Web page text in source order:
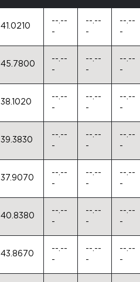
41.0210
--.--
-
--.--
-
--.--
-
45.7800
--.--
-
--.--
-
--.--
-
38.1020
--.--
-
--.--
-
--.--
-
39.3830
--.--
-
--.--
-
--.--
-
37.9070
--.--
-
--.--
-
--.--
-
40.8380
--.--
-
--.--
-
--.--
-
43.8670
--.--
-
--.--
-
--.--
-